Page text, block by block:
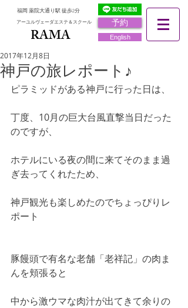
予約
福岡 薬院大通り駅 徒歩2分
アーユルヴェーダエステ＆スクール
RAMA English
神戸の旅レポート♪
2017年12月8日
ピラミッドがある神戸に行った日は、
丁度、10月の巨大台風直撃当日だった
のですが、
ホテルにいる夜の間に来てそのまま過
ぎ去ってくれたため、
神戸観光も楽しめたのでちょっぴりレ
ポート
豚饅頭で有名な老舗「老祥記」の肉ま
んを頬張ると
中から激ウマな肉汁が出てきて余りの